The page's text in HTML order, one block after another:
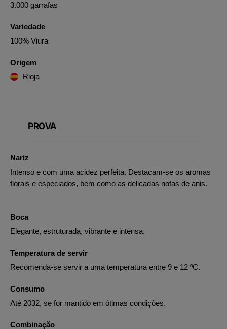
3.000 garrafas
Variedade
100% Viura
Origem
Rioja
PROVA
Nariz
Intenso e com uma acidez perfeita. Destacam-se os aromas
florais e especiados, bem como as delicadas notas de anis.
Boca
Elegante, estruturada, vibrante e intensa.
Temperatura de servir
Recomenda-se servir a uma temperatura entre 9 e 12 ºC.
Consumo
Até 2032, se for mantido em ótimas condições.
Combinação